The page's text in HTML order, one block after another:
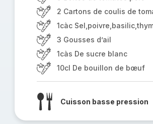
2 Cartons de coulis de
1càc
3 Gousses d’ail
1càs De sucre blanc
10cl De bouillon de bœuf
Cuisson basse pression